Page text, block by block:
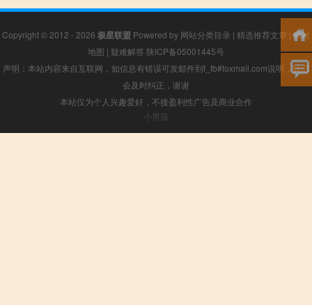
Copyright © 2012 - 2026 极星联盟 Powered by 网站分类目录 | 精选推荐文章 |网站
地图 | 疑难解答 陕ICP备05001445号
声明：本站内容来自互联网，如信息有错误可发邮件到f_fb#foxmail.com说明，我们
会及时纠正，谢谢
本站仅为个人兴趣爱好，不接盈利性广告及商业合作
小男孩